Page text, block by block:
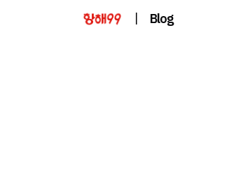
| Blog